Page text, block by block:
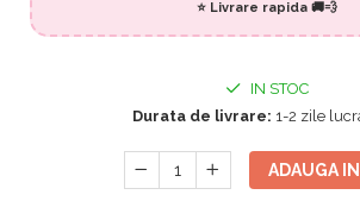
Jucarii educative din lemn
Muzica si instrumente
⭐ Livrare rapida 🚚💨
IN STOC
Durata de livrare: 1-2 zile
ADAUGA